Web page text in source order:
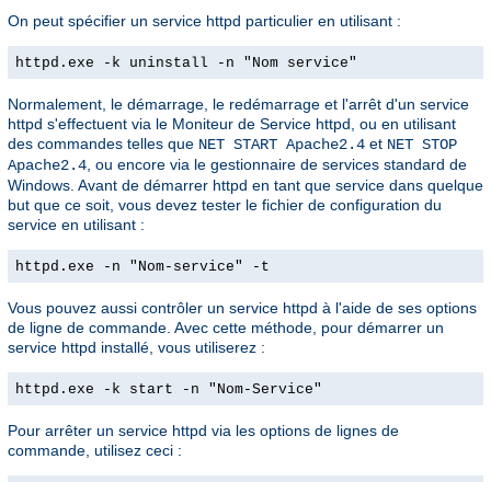
On peut spécifier un service httpd particulier en utilisant :
httpd.exe -k uninstall -n "Nom service"
Normalement, le démarrage, le redémarrage et l'arrêt d'un service
httpd s'effectuent via le Moniteur de Service httpd, ou en utilisant
des commandes telles que NET START Apache2.4 et NET STOP
Apache2.4 , ou encore via le gestionnaire de services standard de
Windows. Avant de démarrer httpd en tant que service dans quelque
but que ce soit, vous devez tester le fichier de configuration du
service en utilisant :
httpd.exe -n "Nom-service" -t
Vous pouvez aussi contrôler un service httpd à l'aide de ses options
de ligne de commande. Avec cette méthode, pour démarrer un
service httpd installé, vous utiliserez :
httpd.exe -k start -n "Nom-Service"
Pour arrêter un service httpd via les options de lignes de
commande, utilisez ceci :